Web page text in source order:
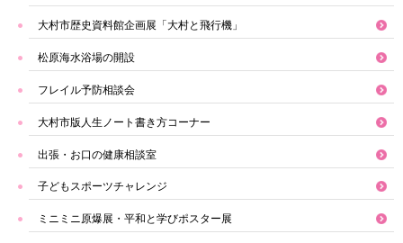
大村市歴史資料館企画展「大村と飛行機」
松原海水浴場の開設
フレイル予防相談会
大村市版人生ノート書き方コーナー
出張・お口の健康相談室
子どもスポーツチャレンジ
ミニミニ原爆展・平和と学びポスター展